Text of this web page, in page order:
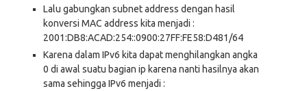
Lalu gabungkan subnet address dengan hasil
konversi MAC address kita menjadi :
2001:DB8:ACAD:254::0900:27FF:FE58:D481/64
Karena dalam IPv6 kita dapat menghilangkan angka
0 di awal suatu bagian ip karena nanti hasilnya akan
sama sehingga IPv6 menjadi :